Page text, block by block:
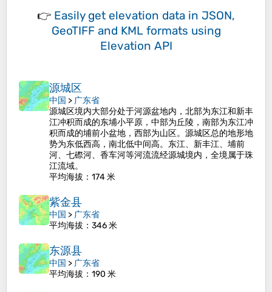
👉 Easily get elevation data in JSON,
GeoTIFF and KML formats using
Elevation API
源城区
中国 > 广东省
源城区境内大部分处于河源盆地内，北部为东江和新丰
江冲积而成的东埔小平原，中部为丘陵，南部为东江冲
积而成的埔前小盆地，西部为山区。源城区总的地形地
势为东低西高，南北低中间高。东江、新丰江、埔前
河、七磜河、香车河等河流流经源城境内，全境属于珠
江流域。
平均海拔 ：174 米
紫金县
中国 > 广东省
平均海拔 ：346 米
东源县
中国 > 广东省
平均海拔 ：190 米